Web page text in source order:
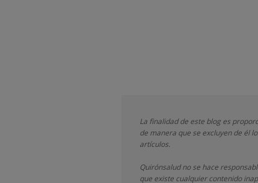
La finalidad de este blog es
de manera que se excluyen de él
artículos.
Quirónsaludno se hace
que existe cualquier contenido